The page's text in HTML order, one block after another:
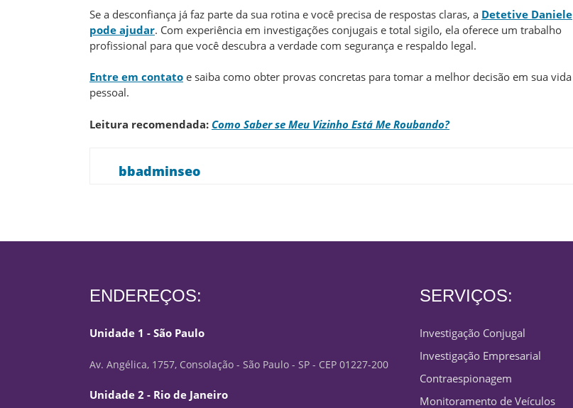
Se a desconfiança já faz parte da sua rotina e você precisa de respostas claras, a Detetive Daniele
pode ajudar. Com experiência em investigações conjugais e total sigilo, ela oferece um trabalho
profissional para que você descubra a verdade com segurança e respaldo legal.
Entre em contato e saiba como obter provas concretas para tomar a melhor decisão em sua vida
pessoal.
Leitura recomendada: Como Saber se Meu Vizinho Está Me Roubando?
bbadminseo
ENDEREÇOS:
Unidade 1 - São Paulo
Av. Angélica, 1757, Consolação - São Paulo - SP - CEP 01227-200
Unidade 2 - Rio de Janeiro
SERVIÇOS:
Investigação Conjugal
Investigação Empresarial
Contraespionagem
Monitoramento de Veículos